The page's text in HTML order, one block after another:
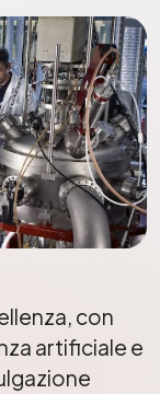
con
artificiale e